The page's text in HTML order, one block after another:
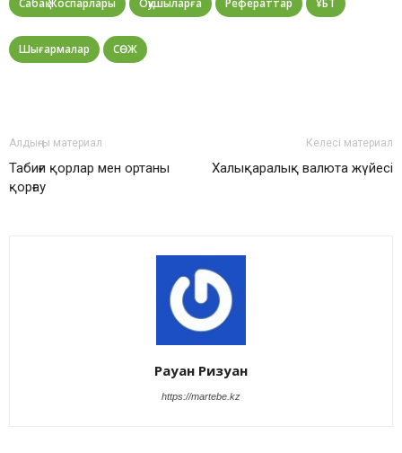
Сабақ Жоспарлары Оқушыларға Рефераттар ҰБТ
Шығармалар СӨЖ
Алдыңғы материал
Табиғи қорлар мен ортаны
қорғау
Келесі материал
Халықаралық валюта жүйесі
Рауан Ризуан
https://martebe.kz